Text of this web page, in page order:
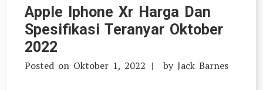
Apple Iphone Xr Harga Dan
Spesifikasi Teranyar Oktober
2022
Posted on Oktober 1, 2022 by Jack Barnes